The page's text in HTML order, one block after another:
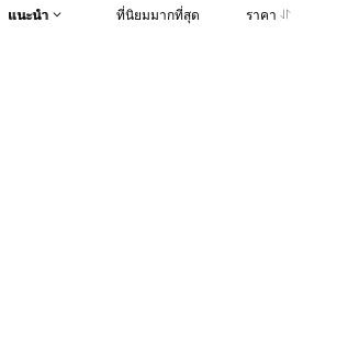
แนะนำ ที่นิยมมากที่สุด ราคา